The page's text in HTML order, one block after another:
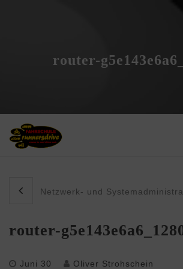
router-
Netzwerk- und
router-
Juni 30 Oliver Strohschein